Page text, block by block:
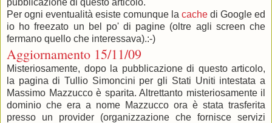
pubblicazione di questo articolo.
Per ogni eventualità esiste comunque la cache di Google ed
io ho freezato un bel po' di pagine (oltre agli screen che
fermano quello che interessava).:-)
Aggiornamento 15/11/09
Misteriosamente, dopo la pubblicazione di questo articolo,
la pagina di Tullio Simoncini per gli Stati Uniti intestata a
Massimo Mazzucco è sparita. Altrettanto misteriosamente il
dominio che era a nome Mazzucco ora è stata trasferita
presso un provider (organizzazione che fornisce servizi